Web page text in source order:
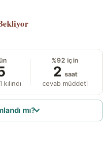
%92 için
2 saat
cevab müddeti
mı?